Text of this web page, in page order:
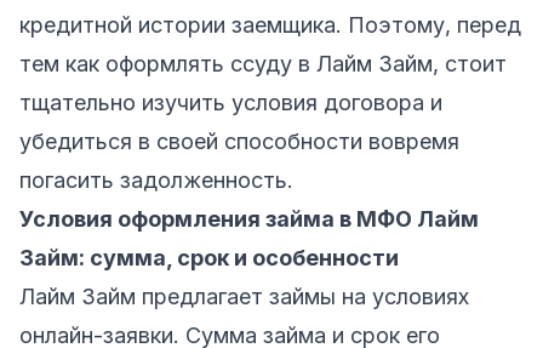
кредитной истории заемщика. Поэтому, перед
тем как оформлять ссуду в Лайм Займ, стоит
тщательно изучить условия договора и
убедиться в своей способности вовремя
погасить задолженность.
Условия оформления займа в МФО Лайм
Займ: сумма, срок и особенности
Лайм Займ предлагает займы на условиях
онлайн-заявки. Сумма займа и срок его